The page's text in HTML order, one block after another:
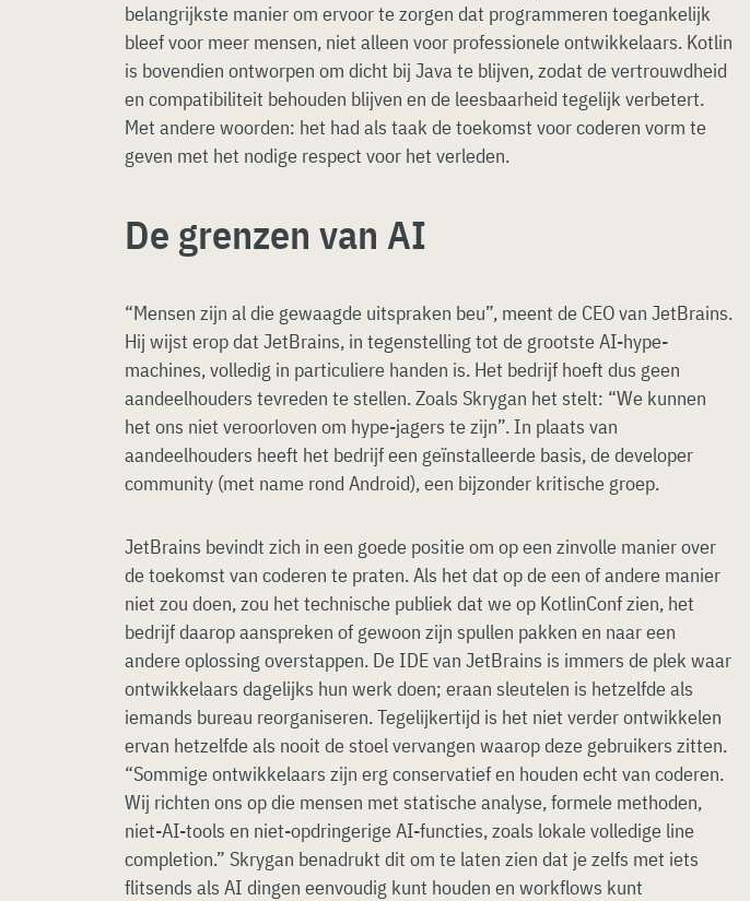
belangrijkste manier om ervoor te zorgen dat programmeren toegankelijk
bleef voor meer mensen, niet alleen voor professionele ontwikkelaars. Kotlin
is bovendien ontworpen om dicht bij Java te blijven, zodat de vertrouwdheid
en compatibiliteit behouden blijven en de leesbaarheid tegelijk verbetert.
Met andere woorden: het had als taak de toekomst voor coderen vorm te
geven met het nodige respect voor het verleden.
De grenzen van AI
“Mensen zijn al die gewaagde uitspraken beu”, meent de CEO van JetBrains.
Hij wijst erop dat JetBrains, in tegenstelling tot de grootste AI-hype-
machines, volledig in particuliere handen is. Het bedrijf hoeft dus geen
aandeelhouders tevreden te stellen. Zoals Skrygan het stelt: “We kunnen
het ons niet veroorloven om hype-jagers te zijn”. In plaats van
aandeelhouders heeft het bedrijf een geïnstalleerde basis, de developer
community (met name rond Android), een bijzonder kritische groep.
JetBrains bevindt zich in een goede positie om op een zinvolle manier over
de toekomst van coderen te praten. Als het dat op de een of andere manier
niet zou doen, zou het technische publiek dat we op KotlinConf zien, het
bedrijf daarop aanspreken of gewoon zijn spullen pakken en naar een
andere oplossing overstappen. De IDE van JetBrains is immers de plek waar
ontwikkelaars dagelijks hun werk doen; eraan sleutelen is hetzelfde als
iemands bureau reorganiseren. Tegelijkertijd is het niet verder ontwikkelen
ervan hetzelfde als nooit de stoel vervangen waarop deze gebruikers zitten.
“Sommige ontwikkelaars zijn erg conservatief en houden echt van coderen.
Wij richten ons op die mensen met statische analyse, formele methoden,
niet-AI-tools en niet-opdringerige AI-functies, zoals lokale volledige line
completion.” Skrygan benadrukt dit om te laten zien dat je zelfs met iets
flitsends als AI dingen eenvoudig kunt houden en workflows kunt